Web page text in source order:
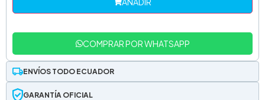
COMPRAR POR WHATSAPP
ENVÍOS TODO ECUADOR
GARANTÍA OFICIAL